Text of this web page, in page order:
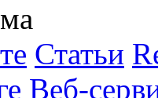
Статьи
Веб-